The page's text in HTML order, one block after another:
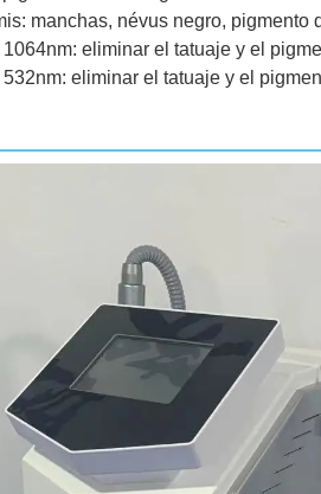
manchas, névus negro, pigmento
eliminar el tatuaje y el
eliminar el tatuaje y el